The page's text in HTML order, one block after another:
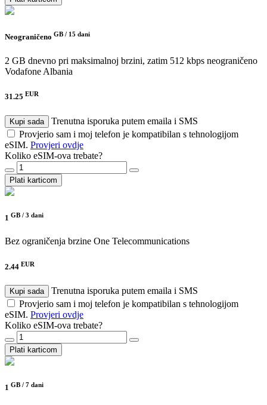
Neograničeno GB / 15 dani
2 GB dnevno pri maksimalnoj brzini, zatim 512 kbps neograničeno
Vodafone Albania
31.25 EUR
Kupi sada
Trenutna isporuka putem emaila i SMS
Provjerio sam i moj telefon je kompatibilan s tehnologijom
eSIM. Provjeri ovdje
Koliko eSIM-ova trebate?
Plati karticom
1 GB / 3 dani
Bez ograničenja brzine One Telecommunications
2.44 EUR
Kupi sada
Trenutna isporuka putem emaila i SMS
Provjerio sam i moj telefon je kompatibilan s tehnologijom
eSIM. Provjeri ovdje
Koliko eSIM-ova trebate?
Plati karticom
1 GB / 7 dani